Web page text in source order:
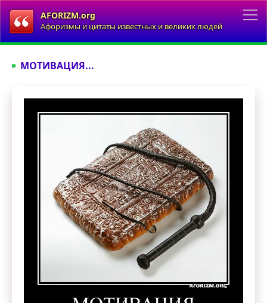
AFORIZM.org
Афоризмы и цитаты известных и великих людей
МОТИВАЦИЯ...